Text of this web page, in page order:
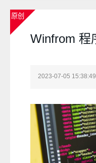
原创
Winfrom 程
2023-07-05 15:38:49